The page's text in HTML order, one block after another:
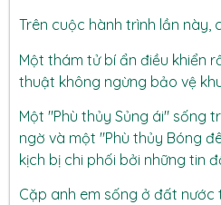
Trên cuộc hành trình lần này,
Một thám tử bí ẩn điều khiển
thuật không ngừng bảo vệ
Một "Phù thủy Sủng ái" sống
ngờ và một "Phù thủy Bóng
kịch bị chi phối bởi những tin
Cặp anh em sống ở đất nước